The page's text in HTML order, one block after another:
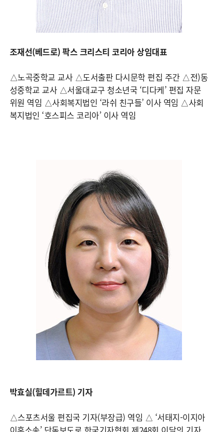
조재선(베드로) 팍스 크리스티 코리아 상임대표
△노곡중학교 교사 △도서출판 다시문학 편집 주간 △전)동
성중학교 교사 △서울대교구 청소년국 ‘디다케’ 편집 자문
위원 역임 △사회복지법인 ‘라쉬 친구들’ 이사 역임 △사회
복지법인 ‘호스피스 코리아’ 이사 역임
박효실(힐데가르트) 기자
△스포츠서울 편집국 기자(부장급) 역임 △ ‘서태지-이지아